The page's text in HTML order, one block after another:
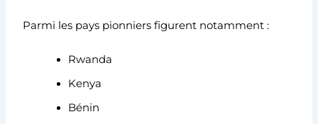
Parmi les pays pionniers figurent notamment :
Rwanda
Kenya
Bénin